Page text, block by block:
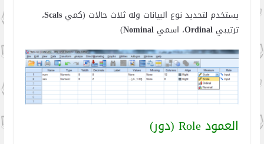
يستخدم لتحديد نوع البيانات وله ثلاث حالات (كمي Scals،
ترتيبي Ordinal، اسمي Nominal
)
العمود Role (دور)